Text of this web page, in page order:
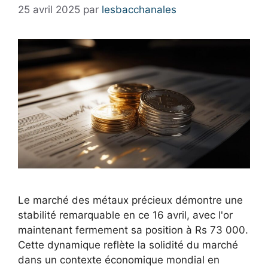
25 avril 2025 par lesbacchanales
Le marché des métaux précieux démontre une
stabilité remarquable en ce 16 avril, avec l'or
maintenant fermement sa position à Rs 73 000.
Cette dynamique reflète la solidité du marché
dans un contexte économique mondial en